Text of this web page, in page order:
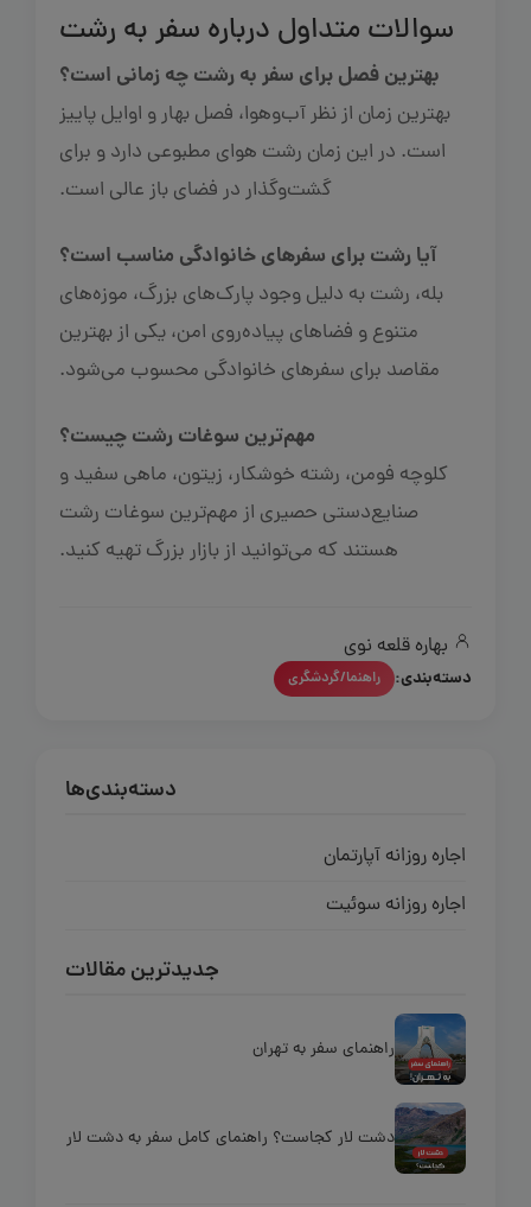
سوالات متداول درباره سفر به رشت
بهترین فصل برای سفر به رشت چه زمانی است؟
بهترین زمان از نظر آب‌وهوا، فصل بهار و اوایل پاییز
است. در این زمان رشت هوای مطبوعی دارد و برای
گشت‌وگذار در فضای باز عالی است.
آیا رشت برای سفرهای خانوادگی مناسب است؟
بله، رشت به دلیل وجود پارک‌های بزرگ، موزه‌های
متنوع و فضاهای پیاده‌روی امن، یکی از بهترین
مقاصد برای سفرهای خانوادگی محسوب می‌شود.
مهم‌ترین سوغات رشت چیست؟
کلوچه فومن، رشته خوشکار، زیتون، ماهی سفید و
صنایع‌دستی حصیری از مهم‌ترین سوغات رشت
هستند که می‌توانید از بازار بزرگ تهیه کنید.
بهاره قلعه نوی
دسته‌بندی: راهنما/گردشگری
دسته‌بندی‌ها
اجاره روزانه آپارتمان
اجاره روزانه سوئیت
جدیدترین مقالات
راهنمای سفر به تهران
دشت لار کجاست؟ راهنمای کامل سفر به دشت لار